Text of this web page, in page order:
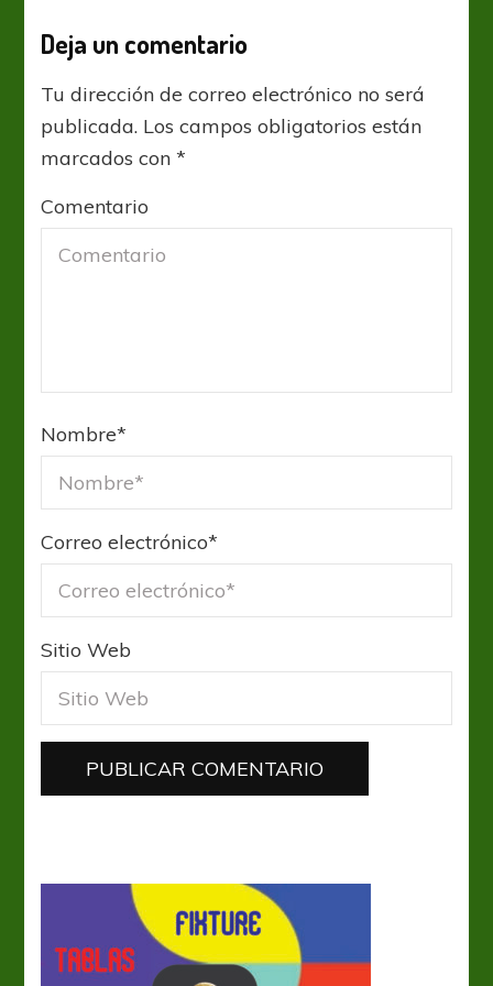
Deja un comentario
Tu dirección de correo electrónico no será
publicada. Los campos obligatorios están
marcados con*
Comentario
Nombre*
Correo electrónico*
Sitio Web